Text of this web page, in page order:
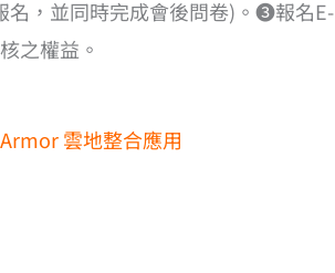
名，並同時完成會後問卷)。❸報名E-
之權益。
雲地整合應用